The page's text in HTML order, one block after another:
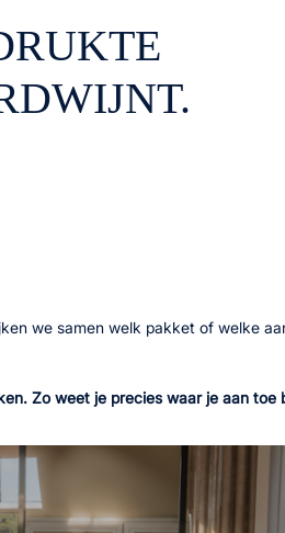
we samen welk pakket of welke
Zo weet je precies waar je aan